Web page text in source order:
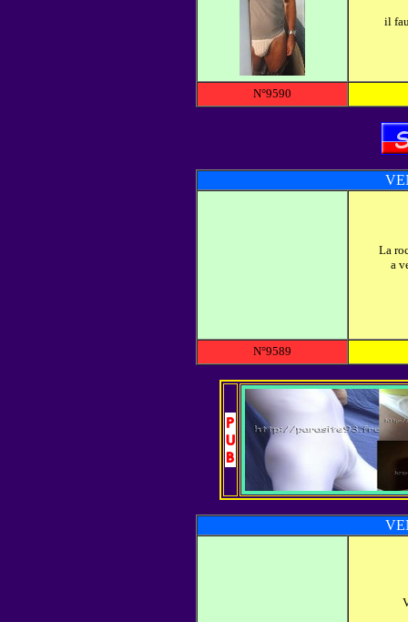
il
N°9590
La
a
N°9589